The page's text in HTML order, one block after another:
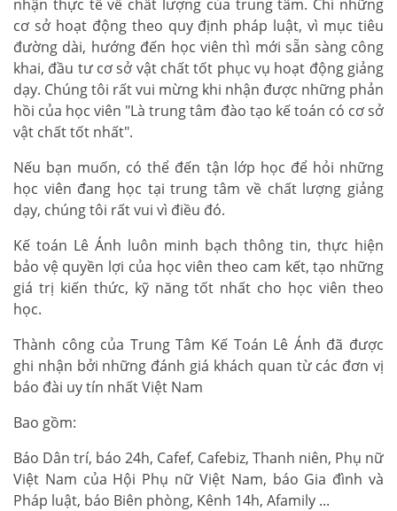
nhận thực tế về chất lượng của trung tâm. Chỉ những
cơ sở hoạt động theo quy định pháp luật, vì mục tiêu
đường dài, hướng đến học viên thì mới sẵn sàng công
khai, đầu tư cơ sở vật chất tốt phục vụ hoạt động giảng
dạy. Chúng tôi rất vui mừng khi nhận được những phản
hồi của học viên "Là trung tâm đào tạo kế toán có cơ sở
vật chất tốt nhất".
Nếu bạn muốn, có thể đến tận lớp học để hỏi những
học viên đang học tại trung tâm về chất lượng giảng
dạy, chúng tôi rất vui vì điều đó.
Kế toán Lê Ánh luôn minh bạch thông tin, thực hiện
bảo vệ quyền lợi của học viên theo cam kết, tạo những
giá trị kiến thức, kỹ năng tốt nhất cho học viên theo
học.
Thành công của Trung Tâm Kế Toán Lê Ánh đã được
ghi nhận bởi những đánh giá khách quan từ các đơn vị
báo đài uy tín nhất Việt Nam
Bao gồm:
Báo Dân trí, báo 24h, Cafef, Cafebiz, Thanh niên, Phụ nữ
Việt Nam của Hội Phụ nữ Việt Nam, báo Gia đình và
Pháp luật, báo Biên phòng, Kênh 14h, Afamily ...